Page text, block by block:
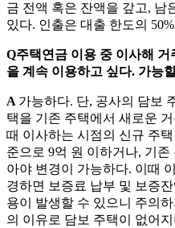
금 전액 혹은 잔액을 갚고, 남
있다. 인출은 대출 한도의
Q주택연금 이용 중 이사해
을 계속 이용하고 싶다. 가능
A 가능하다. 단, 공사의 담보
택을 기존 주택에서 새로운
때 이사하는 시점의 신규 주
준으로 9억 원 이하거나, 기
아야 변경이 가능하다. 이때
경하면 보증료 납부 및 보증
용이 발생할 수 있으니 주의
의 이유로 담보 주택이 없어